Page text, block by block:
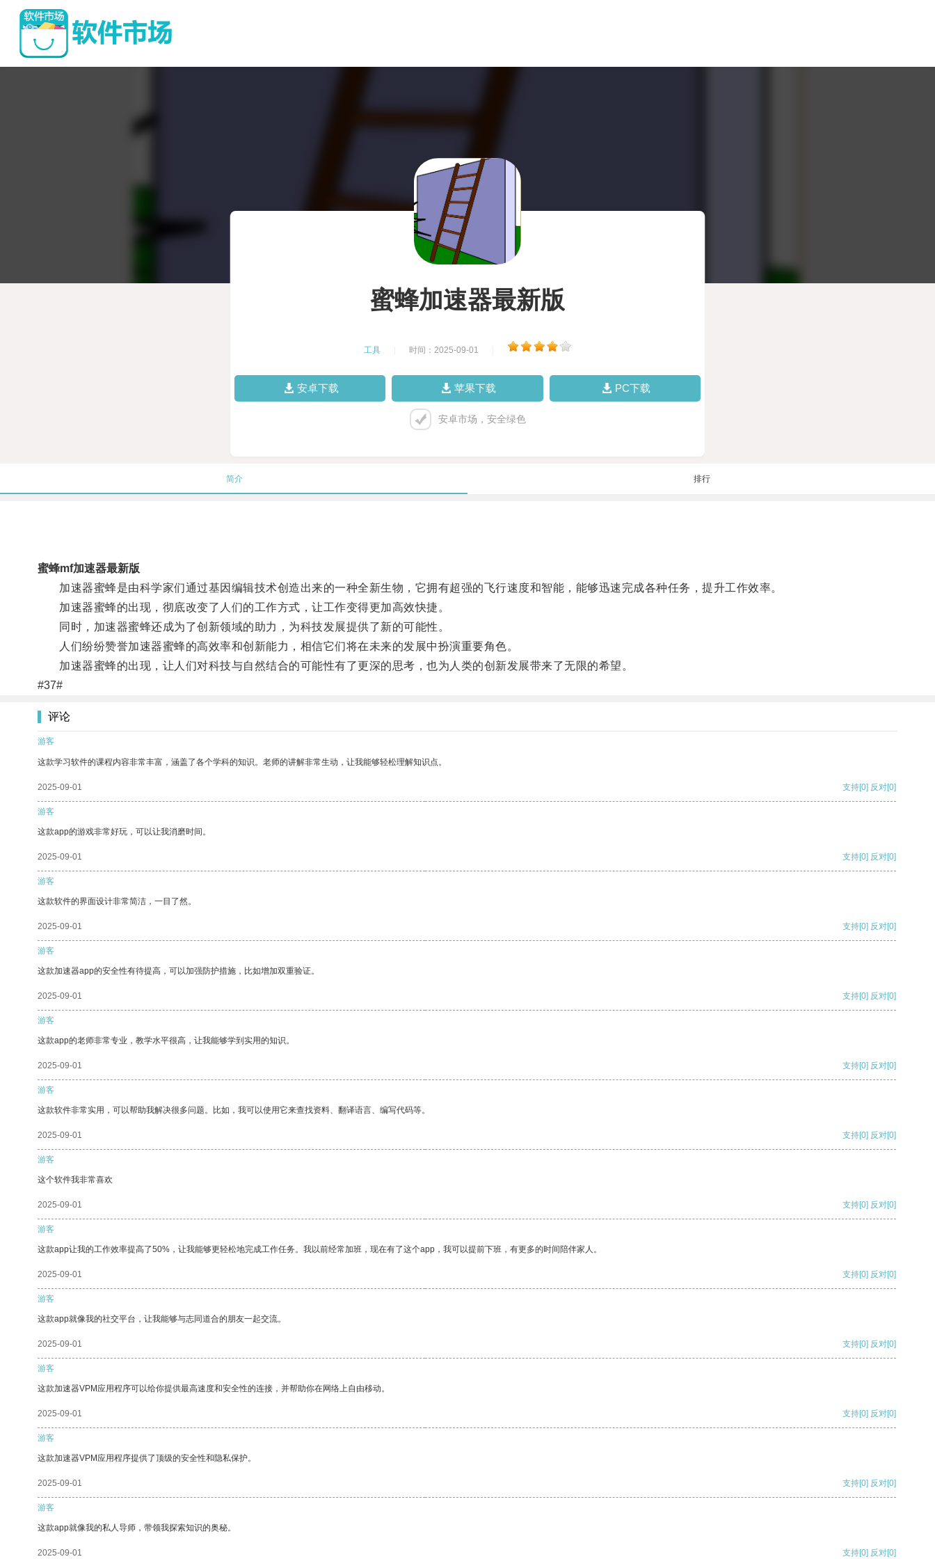
蜜蜂加速器最新版
工具 时间：2025-09-01
安卓下载 苹果下载 PC下载
安卓市场，安全绿色
简介 排行
蜜蜂mf加速器最新版
加速器蜜蜂是由科学家们通过基因编辑技术创造出来的一种全新生物，它拥有超强的飞行速度和智能，能够迅速完成各种任务，提升工作效率。
加速器蜜蜂的出现，彻底改变了人们的工作方式，让工作变得更加高效快捷。
同时，加速器蜜蜂还成为了创新领域的助力，为科技发展提供了新的可能性。
人们纷纷赞誉加速器蜜蜂的高效率和创新能力，相信它们将在未来的发展中扮演重要角色。
加速器蜜蜂的出现，让人们对科技与自然结合的可能性有了更深的思考，也为人类的创新发展带来了无限的希望。
#37#
评论
游客
这款学习软件的课程内容非常丰富，涵盖了各个学科的知识。老师的讲解非常生动，让我能够轻松理解知识点。
2025-09-01 支持[0] 反对[0]
游客
这款app的游戏非常好玩，可以让我消磨时间。
2025-09-01 支持[0] 反对[0]
游客
这款软件的界面设计非常简洁，一目了然。
2025-09-01 支持[0] 反对[0]
游客
这款加速器app的安全性有待提高，可以加强防护措施，比如增加双重验证。
2025-09-01 支持[0] 反对[0]
游客
这款app的老师非常专业，教学水平很高，让我能够学到实用的知识。
2025-09-01 支持[0] 反对[0]
游客
这款软件非常实用，可以帮助我解决很多问题。比如，我可以使用它来查找资料、翻译语言、编写代码等。
2025-09-01 支持[0] 反对[0]
游客
这个软件我非常喜欢
2025-09-01 支持[0] 反对[0]
游客
这款app让我的工作效率提高了50%，让我能够更轻松地完成工作任务。我以前经常加班，现在有了这个app，我可以提前下班，有更多的时间陪伴家人。
2025-09-01 支持[0] 反对[0]
游客
这款app就像我的社交平台，让我能够与志同道合的朋友一起交流。
2025-09-01 支持[0] 反对[0]
游客
这款加速器VPM应用程序可以给你提供最高速度和安全性的连接，并帮助你在网络上自由移动。
2025-09-01 支持[0] 反对[0]
游客
这款加速器VPM应用程序提供了顶级的安全性和隐私保护。
2025-09-01 支持[0] 反对[0]
游客
这款app就像我的私人导师，带领我探索知识的奥秘。
2025-09-01 支持[0] 反对[0]